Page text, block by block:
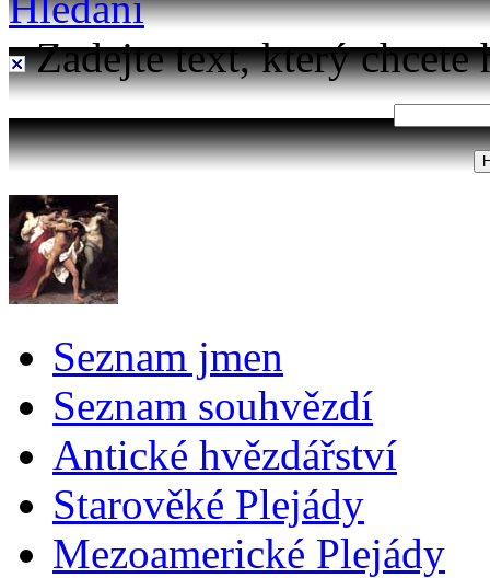
Zadejte text, který chcete
Seznam jmen
Seznam souhvězdí
Antické hvězdářství
Starověké Plejády
Mezoamerické Plejády